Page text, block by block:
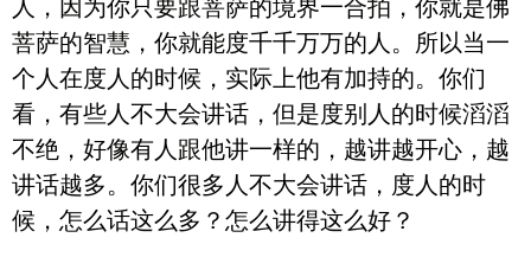
人，因为你只要跟菩萨的境界一合拍，你就是佛
菩萨的智慧，你就能度千千万万的人。所以当一
个人在度人的时候，实际上他有加持的。你们
看，有些人不大会讲话，但是度别人的时候滔滔
不绝，好像有人跟他讲一样的，越讲越开心，越
讲话越多。你们很多人不大会讲话，度人的时
候，怎么话这么多？怎么讲得这么好？